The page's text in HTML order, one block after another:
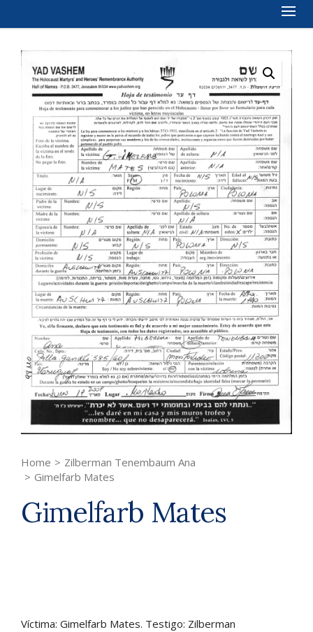
Home > Zilberman Tenembaum Ana
> Gimelfarb Mates
Gimelfarb Mates
Víctima: Gimelfarb Mates. Testigo: Zilberman